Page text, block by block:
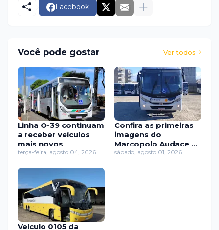
Facebook
Você pode gostar Ver todos
Linha O-39 continuam
a receber veículos
mais novos
terça-feira, agosto 04, 2026
Confira as primeiras
imagens do
Marcopolo Audace da
Barros Frete Tur
sábado, agosto 01, 2026
Veículo 0105 da